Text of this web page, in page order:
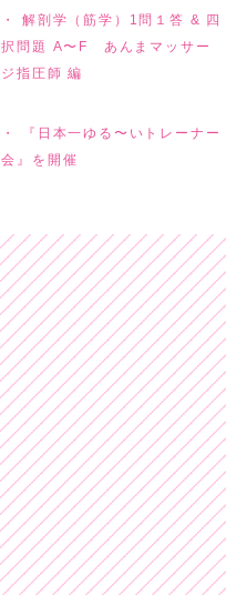
解剖学（筋学）1問１答 & 四
択問題 A〜F あんまマッサー
ジ指圧師 編
『日本一ゆる〜いトレーナー
会』を開催